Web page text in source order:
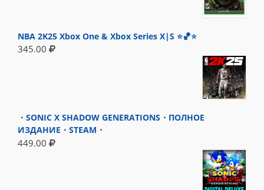
NBA 2K25 Xbox One & Xbox Series X|S ⭐🏀⭐
345.00
・SONIC X SHADOW GENERATIONS・ПОЛНОЕ
ИЗДАНИЕ・STEAM・
449.00